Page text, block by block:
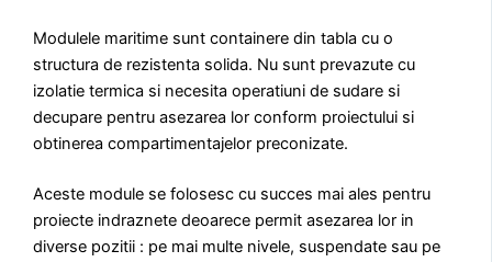
Modulele maritime sunt containere din tabla cu o
structura de rezistenta solida. Nu sunt prevazute cu
izolatie termica si necesita operatiuni de sudare si
decupare pentru asezarea lor conform proiectului si
obtinerea compartimentajelor preconizate.
Aceste module se folosesc cu succes mai ales pentru
proiecte indraznete deoarece permit asezarea lor in
diverse pozitii : pe mai multe nivele, suspendate sau pe